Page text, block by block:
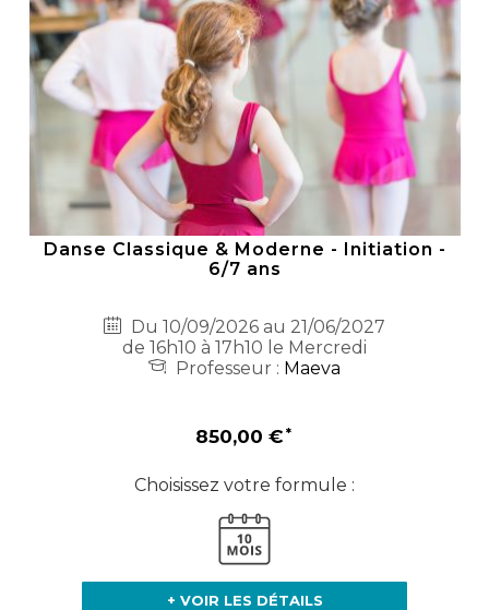
Danse Classique & Moderne - Initiation -
6/7 ans
Du 10/09/2026 au 21/06/2027
de 16h10 à 17h10 le Mercredi
Professeur : Maeva
850,00 €
Choisissez votre formule :
+ VOIR LES DÉTAILS